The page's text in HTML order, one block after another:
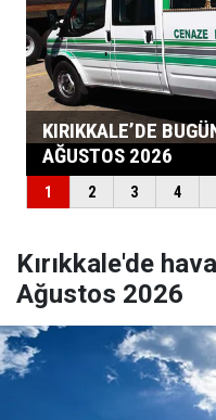
Kırıkkale'de
Ağustos 2026